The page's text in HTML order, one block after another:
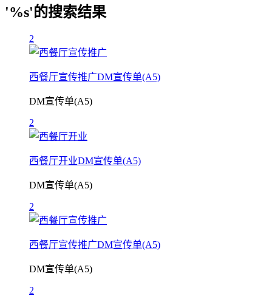
'%s'的搜索结果
2
西餐厅宣传推广DM宣传单(A5)
DM宣传单(A5)
2
西餐厅开业DM宣传单(A5)
DM宣传单(A5)
2
西餐厅宣传推广DM宣传单(A5)
DM宣传单(A5)
2